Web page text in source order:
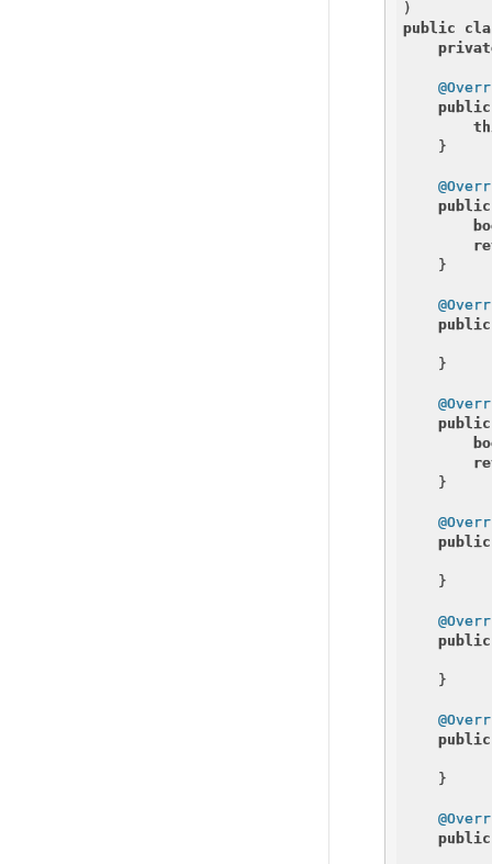
public
public
    }
public
    }
public
    }
public
    }
public
    }
public
    }
public
    }
public